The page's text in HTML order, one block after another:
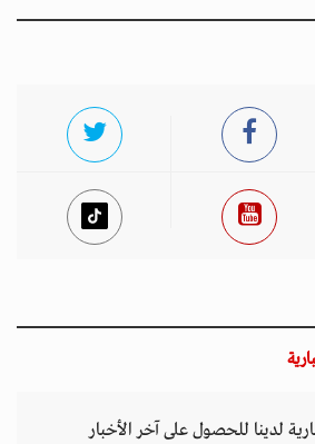
لدينا للحصول على آخر الأخبار